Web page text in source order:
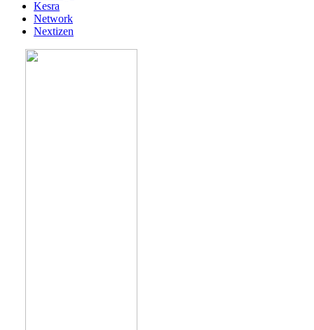
Kesra
Network
Nextizen